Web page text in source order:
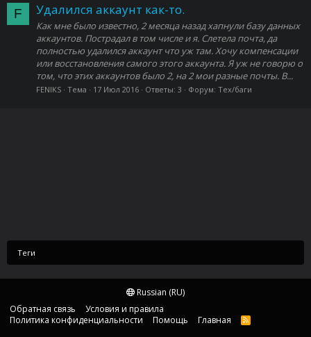
F Удалился аккаунт как-то.
Как мне было известно, 2 месяца назад хапнули базу данных
аккаунтов. Пострадал в том числе и я. Слетела почта, да
полностью удалился аккаунт что уж там. Хочу компенсации
или восстановления самого этого аккаунта. Я уж не говорю о
том, что этих аккаунтов было 2, на 2 мои разные почты. В...
FENIKS Тема 17 Июл 2016 Ответы: 3 Форум: Тех/баги
Теги
Russian (RU)
Обратная связь
Условия и правила
Политика конфиденциальности
Помощь Главная
R
S